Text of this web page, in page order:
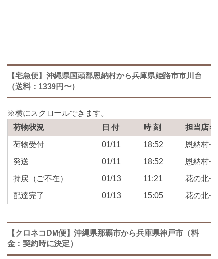
【宅急便】沖縄県国頭郡恩納村から兵庫県姫路市市川台
（送料：1339円〜）
荷物状況 日 付 時 刻 担当店名
荷物受付 01/11 18:52 恩納村
発送 01/11 18:52 恩納村
持戻（ご不在） 01/13 11:21 花の北
配達完了 01/13 15:05 花の北
【クロネコDM便】沖縄県那覇市から兵庫県神戸市（料
金：契約時に決定）